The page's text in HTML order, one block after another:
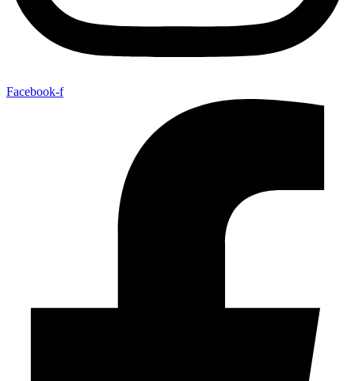
Facebook-f